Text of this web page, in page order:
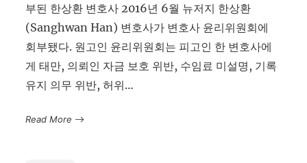
부된 한상환 변호사 2016년 6월 뉴저지 한상환
(Sanghwan Han) 변호사가 변호사 윤리위원회에
회부됐다. 원고인 윤리위원회는 피고인 한 변호사에
게 태만, 의뢰인 자금 보호 위반, 수임료 미설명, 기록
유지 의무 위반, 허위…
Read More